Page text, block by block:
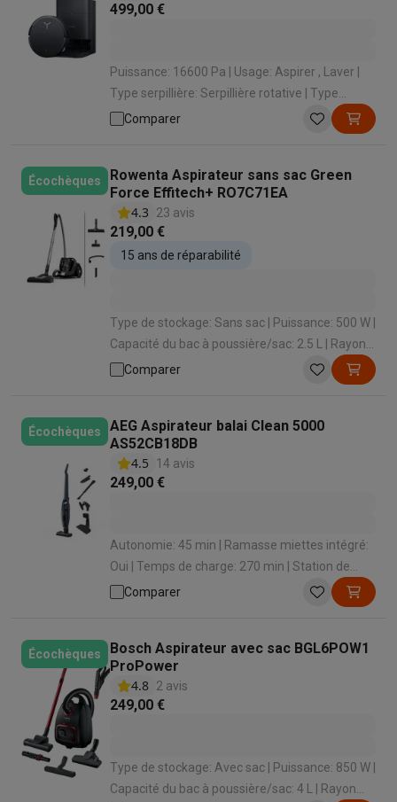
499,00 €
Puissance: 16600 Pa | Usage: Aspirer , Laver |
Type serpillière: Serpillière rotative | Type
station de vidange automatique: Poussière ,
Comparer
Écochèques
Rowenta Aspirateur sans sac Green
Force Effitech+ RO7C71EA
4.3
23 avis
219,00 €
15 ans de réparabilité
Type de stockage: Sans sac | Puissance: 500 W |
Capacité du bac à poussière/sac: 2.5 L | Rayon
d'action: 9 m | Enrouleur de cordon: Oui
Comparer
Écochèques
AEG Aspirateur balai Clean 5000
AS52CB18DB
4.5
14 avis
249,00 €
Autonomie: 45 min | Ramasse miettes intégré:
Oui | Temps de charge: 270 min | Station de
chargement: Oui | Niveau sonore: 79 dB
Comparer
Écochèques
Bosch Aspirateur avec sac BGL6POW1
ProPower
4.8 2 avis
249,00 €
Type de stockage: Avec sac | Puissance: 850 W |
Capacité du bac à poussière/sac: 4 L | Rayon